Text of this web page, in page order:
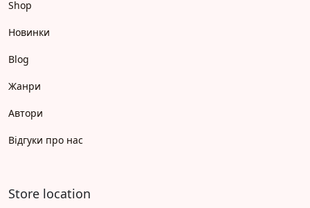
Shop
Новинки
Blog
Жанри
Автори
Відгуки про нас
Store location